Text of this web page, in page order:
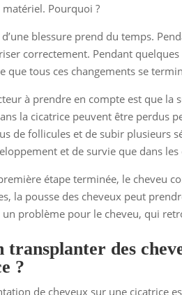
Pourquoi ?
blessure prend du temps.
correctement. Pendant
que tous ces changements se
à prendre en compte est que la
la cicatrice peuvent être perdus
de follicules et de subir plusieurs
et de survie que dans les
étape terminée, le cheveu
la pousse des cheveux peut
un problème pour le cheveu, qui
transplanter des
?
de cheveux sur une cicatrice